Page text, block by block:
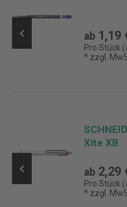
ab 1,19
Pro Stück
* zzgl.
Xite XB
ab 2,29
Pro Stück
* zzgl.